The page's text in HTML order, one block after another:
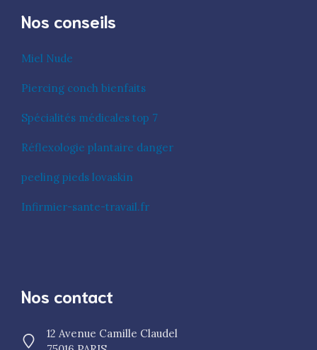
Nos conseils
Miel Nude
Piercing conch bienfaits
Spécialités médicales top 7
Réflexologie plantaire danger
peeling pieds lovaskin
Infirmier-sante-travail.fr
Nos contact
12 Avenue Camille Claudel